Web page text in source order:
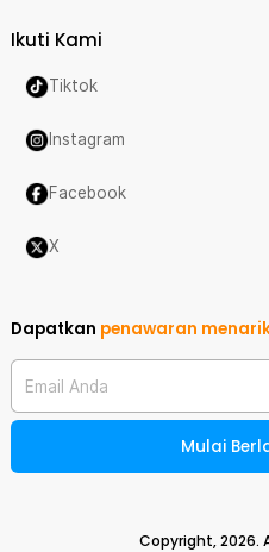
Ikuti Kami
Tiktok
Instagram
Facebook
X
Dapatkan penawaran
Email Anda
Mulai
Copyright,2026.